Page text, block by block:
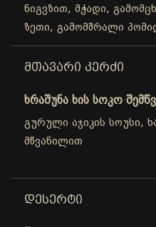
ნიგვზით, მჭადი,
ზეთი, გამომშრალი
ᲛᲗᲐᲕᲐᲠᲘ ᲙᲔᲠᲫᲘ
ხრაშუნა ხის სოკო
გურული აჯიკის სოუსი,
მწვანილით
ᲓᲔᲡᲔᲠᲢᲘ